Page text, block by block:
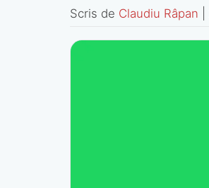
Scris de Claudiu Râpan